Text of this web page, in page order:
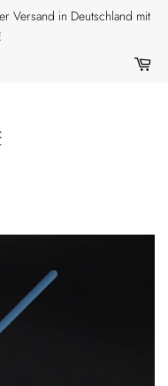
Versand in Deutschland mit